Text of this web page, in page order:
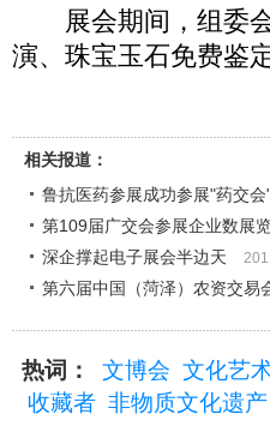
展会期间，组委会
演、珠宝玉石免费鉴
相关报道：
鲁抗医药参展成功参展"药交
第109届广交会参展企业数展
深企撑起电子展会半边天
第六届中国（菏泽）农资交易
热词： 文博会 文化艺
收藏者 非物质文化遗产